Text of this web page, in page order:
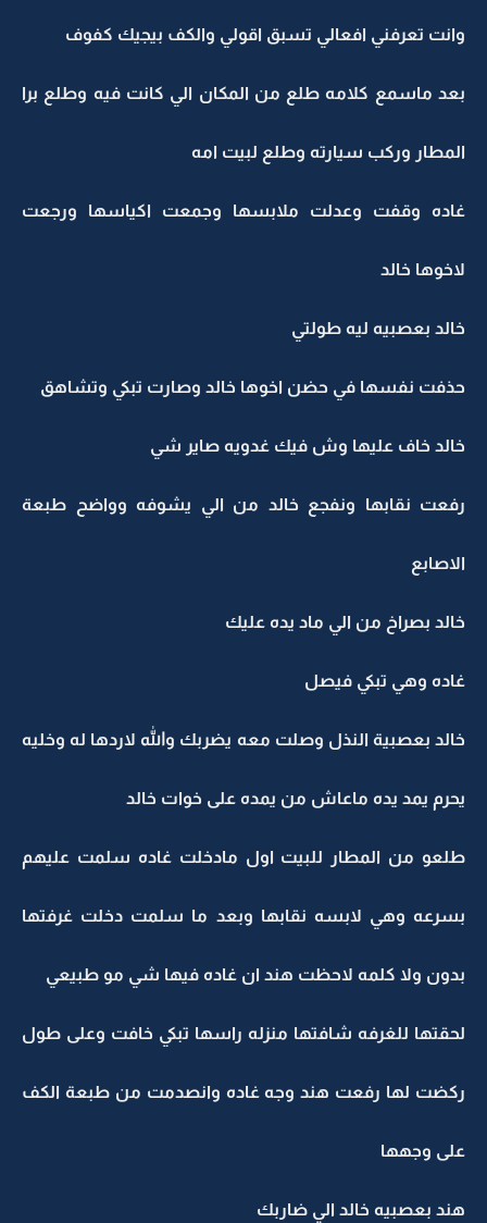
وانت تعرفني افعالي تسبق اقولي والكف بيجيك كفوف
بعد ماسمع كلامه طلع من المكان الي كانت فيه وطلع برا
المطار وركب سيارته وطلع لبيت امه
غاده وقفت وعدلت ملابسها وجمعت اكياسها ورجعت
لاخوها خالد
خالد بعصبيه ليه طولتي
حذفت نفسها في حضن اخوها خالد وصارت تبكي وتشاهق
خالد خاف عليها وش فيك غدويه صاير شي
رفعت نقابها ونفجع خالد من الي يشوفه وواضح طبعة
الاصابع
خالد بصراخ من الي ماد يده عليك
غاده وهي تبكي فيصل
خالد بعصبية النذل وصلت معه يضربك والله لاردها له وخليه
يحرم يمد يده ماعاش من يمده على خوات خالد
طلعو من المطار للبيت اول مادخلت غاده سلمت عليهم
بسرعه وهي لابسه نقابها وبعد ما سلمت دخلت غرفتها
بدون ولا كلمه لاحظت هند ان غاده فيها شي مو طبيعي
لحقتها للغرفه شافتها منزله راسها تبكي خافت وعلى طول
ركضت لها رفعت هند وجه غاده وانصدمت من طبعة الكف
على وجهها
هند بعصبيه خالد الي ضاربك